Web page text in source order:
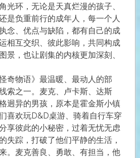
光环，无论是天真烂漫的孩子、
是负重前行的成年人，每一个人
念、优点与缺陷，都有自己的成
相互交织、彼此影响，共同构成
景，也让剧集的内核更加深刻、
奇物语》最温暖、最动人的部
索之一。麦克、卢卡斯、达斯
迥异的男孩，原本是霍金斯小镇
喜欢玩D&D桌游、骑着自行车穿
享彼此的小秘密，过着无忧无虑
失踪，打破了他们平静的生活，
。麦克善良、勇敢、有担当，他